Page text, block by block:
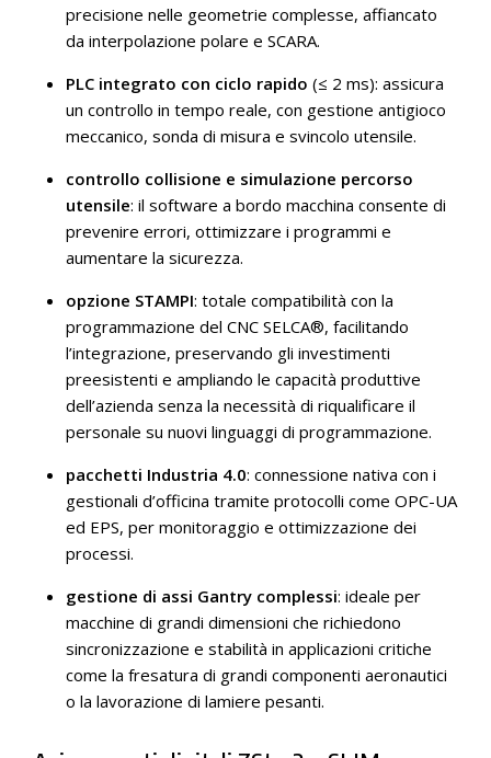
precisione nelle geometrie complesse, affiancato
da interpolazione polare e SCARA.
PLC integrato con ciclo rapido (≤ 2 ms): assicura
un controllo in tempo reale, con gestione antigioco
meccanico, sonda di misura e svincolo utensile.
controllo collisione e simulazione percorso
utensile: il software a bordo macchina consente di
prevenire errori, ottimizzare i programmi e
aumentare la sicurezza.
opzione STAMPI: totale compatibilità con la
programmazione del CNC SELCA®, facilitando
l’integrazione, preservando gli investimenti
preesistenti e ampliando le capacità produttive
dell’azienda senza la necessità di riqualificare il
personale su nuovi linguaggi di programmazione.
pacchetti Industria 4.0: connessione nativa con i
gestionali d’officina tramite protocolli come OPC-UA
ed EPS, per monitoraggio e ottimizzazione dei
processi.
gestione di assi Gantry complessi: ideale per
macchine di grandi dimensioni che richiedono
sincronizzazione e stabilità in applicazioni critiche
come la fresatura di grandi componenti aeronautici
o la lavorazione di lamiere pesanti.